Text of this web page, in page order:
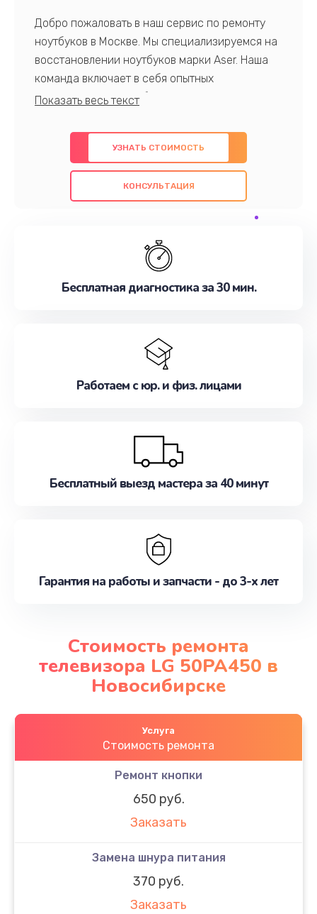
Добро пожаловать в наш сервис по ремонту
ноутбуков в Москве. Мы специализируемся на
восстановлении ноутбуков марки Aser. Наша
команда включает в себя опытных
профессионалов с обширными знаниями и
предлагаем быстрый и качественный ремонт с
использованием оригинальных компонентов, а
также гарантируем качество всех
проведенных работ. Наша цель - предоставить
наилучшим образом. Не медлите записаться на
УЗНАТЬ СТОИМОСТЬ
КОНСУЛЬТАЦИЯ
Бесплатная диагностика за 30 мин.
Работаем с юр. и физ. лицами
Бесплатный выезд мастера за 40 минут
Гарантия на работы и запчасти - до 3-х лет
Стоимость ремонта
телевизора LG 50PA450 в
Новосибирске
Услуга
Стоимость ремонта
Ремонт кнопки
650 руб.
Заказать
Замена шнура питания
370 руб.
Заказать